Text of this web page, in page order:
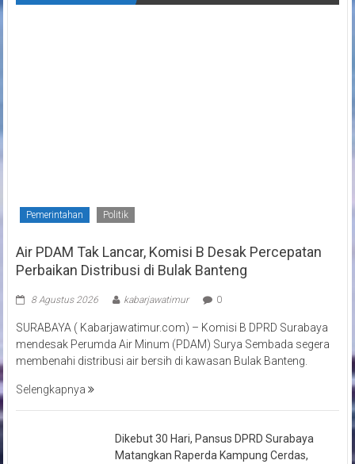
Pemerintahan Politik
Air PDAM Tak Lancar, Komisi B Desak Percepatan
Perbaikan Distribusi di Bulak Banteng
8 Agustus 2026 kabarjawatimur 0
SURABAYA ( Kabarjawatimur.com) – Komisi B DPRD Surabaya
mendesak Perumda Air Minum (PDAM) Surya Sembada segera
membenahi distribusi air bersih di kawasan Bulak Banteng.
Selengkapnya
Dikebut 30 Hari, Pansus DPRD Surabaya
Matangkan Raperda Kampung Cerdas,